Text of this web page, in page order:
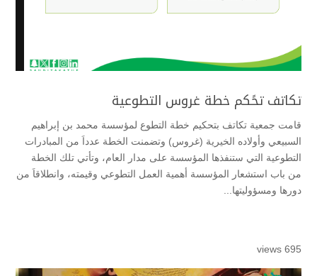
تكاتف تحًكم خطة غروس التطوعية
قامت جمعية تكاتف بتحكيم خطة التطوع لمؤسسة محمد بن إبراهيم
السبيعي وأولاده الخيرية (غروس) وتضمنت الخطة عدداَ من المبادرات
التطوعية التي ستنفذها المؤسسة على مدار العام، وتأتي تلك الخطة
من باب استشعار المؤسسة أهمية العمل التطوعي وقيمته، وانطلاقاَ من
دورها ومسؤوليتها...
695 views